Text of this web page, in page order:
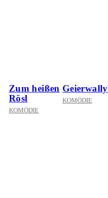
Zum heißen
Rösl
KOMÖDIE
Geierwally
KOMÖDIE